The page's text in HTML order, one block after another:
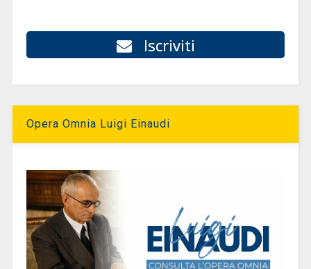
Iscriviti
Opera Omnia Luigi Einaudi